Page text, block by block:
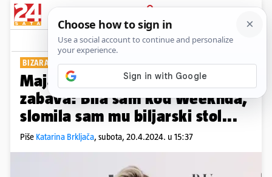
PRIJAVA
Show Komentari
BIZARAN TRENUTAK
Maja Šuput prisjetila se ludih
zabava: Bila sam kod Weeknda,
slomila sam mu biljarski stol...
Piše Katarina Brkljača, subota, 20.4.2024. u 15:37